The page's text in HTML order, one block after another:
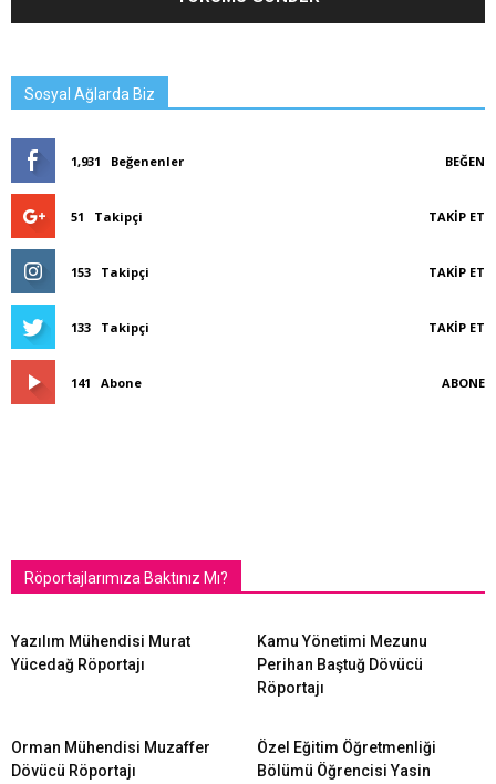
Sosyal Ağlarda Biz
1,931 Beğenenler BEĞEN
51 Takipçi TAKIP ET
153 Takipçi TAKIP ET
133 Takipçi TAKIP ET
141 Abone ABONE
Röportajlarımıza Baktınız Mı?
Yazılım Mühendisi Murat
Yücedağ Röportajı
Kamu Yönetimi Mezunu
Perihan Baştuğ Dövücü
Röportajı
Orman Mühendisi Muzaffer
Dövücü Röportajı
Özel Eğitim Öğretmenliği
Bölümü Öğrencisi Yasin